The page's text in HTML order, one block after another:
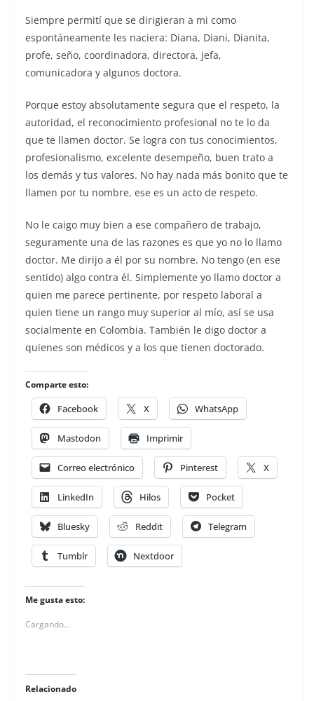
Siempre permití que se dirigieran a mi como
espontáneamente les naciera: Diana, Diani, Dianita,
profe, seño, coordinadora, directora, jefa,
comunicadora y algunos doctora.
Porque estoy absolutamente segura que el respeto, la
autoridad, el reconocimiento profesional no te lo da
que te llamen doctor. Se logra con tus conocimientos,
profesionalismo, excelente desempeño, buen trato a
los demás y tus valores. No hay nada más bonito que te
llamen por tu nombre, ese es un acto de respeto.
No le caigo muy bien a ese compañero de trabajo,
seguramente una de las razones es que yo no lo llamo
doctor. Me dirijo a él por su nombre. No tengo (en ese
sentido) algo contra él. Simplemente yo llamo doctor a
quien me parece pertinente, por respeto laboral a
quien tiene un rango muy superior al mío, así se usa
socialmente en Colombia. También le digo doctor a
quienes son médicos y a los que tienen doctorado.
Comparte esto:
Facebook X WhatsApp
Mastodon Imprimir
Correo electrónico Pinterest X
LinkedIn Hilos Pocket
Bluesky Reddit Telegram
Tumblr Nextdoor
Me gusta esto:
Cargando...
Relacionado